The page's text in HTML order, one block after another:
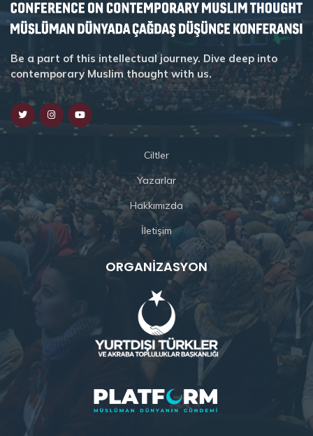
Be a part of this intellectual journey. Dive deep into
contemporary Muslim thought with us.
Ciltler
Yazarlar
Hakkımızda
İletişim
ORGANIZASYON